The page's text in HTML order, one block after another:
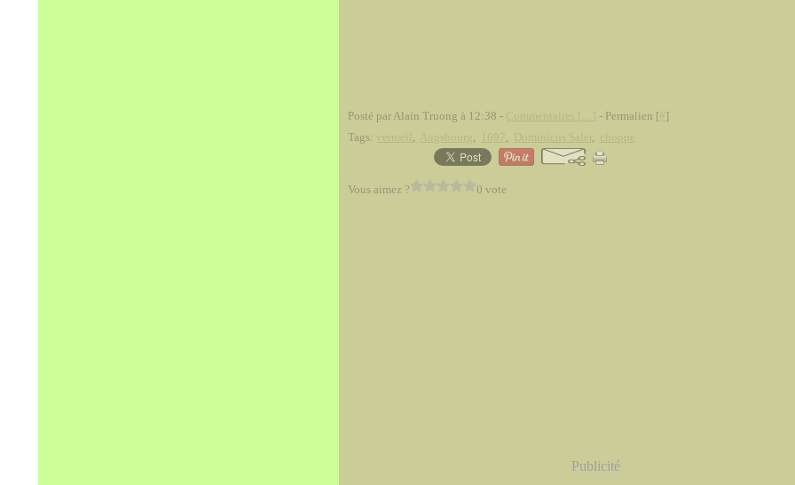
Posté par Alain Truong à 12:38 - - Permalien [ ]
Tags:
, , , ,
Vous aimez ? 0 vote
Publicité